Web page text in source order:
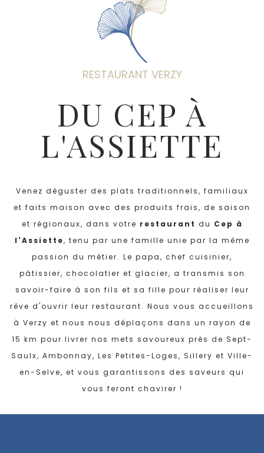
RESTAURANT VERZY
DU CEP À
L'ASSIETTE
Venez déguster des plats traditionnels, familiaux
et faits maison avec des produits frais, de saison
et régionaux, dans votre restaurant du Cep à
l'Assiett e, tenu par une famille unie par la même
passion du métier. Le papa, chef cuisinier,
pâtissier, chocolatier et glacier, a transmis son
savoir-faire à son fils et sa fille pour réaliser leur
rêve d'ouvrir leur restaurant. Nous vous accueillons
à Verzy et nous nous déplaçons dans un rayon de
15 km pour livrer nos mets savoureux près de Sept-
Saulx, Ambonnay, Les Petites-Loges, Sillery et Ville-
en-Selve, et vous garantissons des saveurs qui
vous feront chavirer !